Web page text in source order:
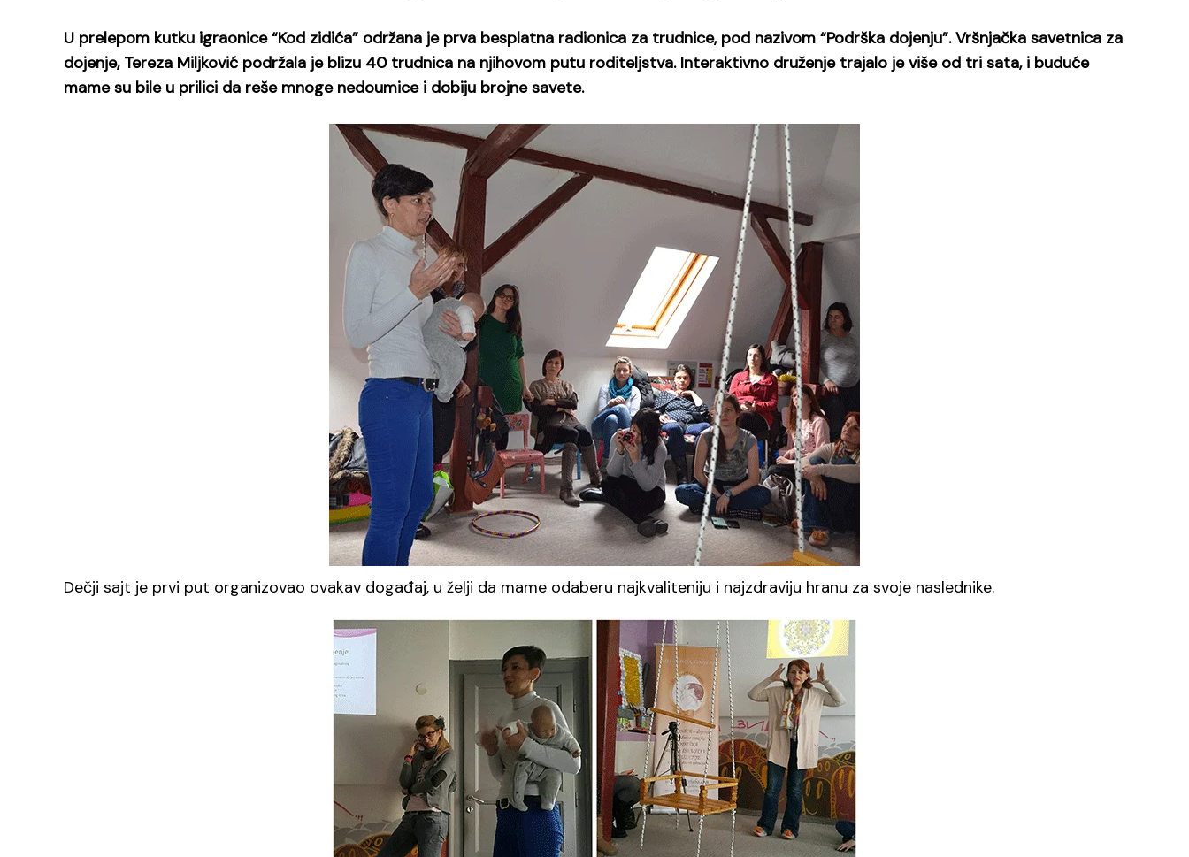
U prelepom kutku igraonice “Kod zidića” održana je prva besplatna radionica za trudnice, pod nazivom “Podrška dojenju”. Vršnjačka savetnica za
dojenje, Tereza Miljković podržala je blizu 40 trudnica na njihovom putu roditeljstva. Interaktivno druženje trajalo je više od tri sata, i buduće
mame su bile u prilici da reše mnoge nedoumice i dobiju brojne savete.
Dečji sajt je prvi put organizovao ovakav događaj, u želji da mame odaberu najkvaliteniju i najzdraviju hranu za svoje naslednike.